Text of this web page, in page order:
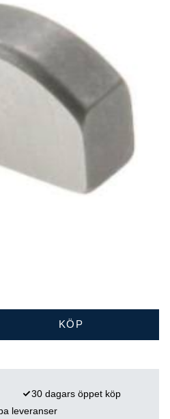
KÖP
30 dagars öppet köp
leveranser